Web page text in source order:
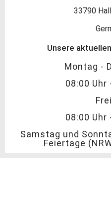
33790
Unsere
Montag -
08:00 Uhr
08:00 Uhr
Samstag und
Feiertage